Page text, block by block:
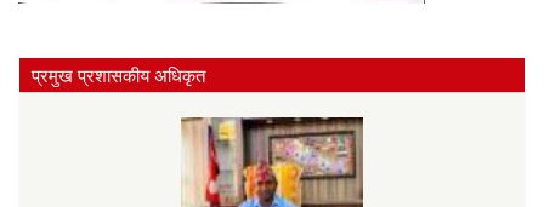
प्रमुख प्रशासकीय अधिकृत